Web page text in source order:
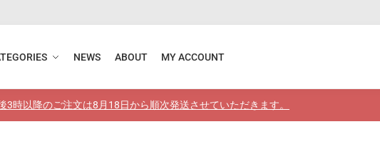
NEWS ABOUT MY ACCOUNT
3時以降のご注文は8月18日から順次発送させていただきます。